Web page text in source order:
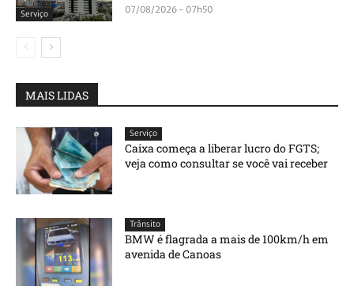
Serviço 07/08/2026 - 07h50
MAIS LIDAS
Serviço
Caixa começa a liberar lucro do FGTS;
veja como consultar se você vai receber
Trânsito
BMW é flagrada a mais de 100km/h em
avenida de Canoas